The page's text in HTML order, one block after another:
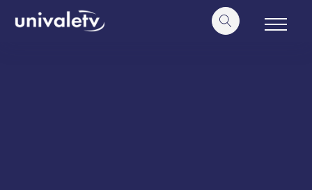
conteúdo